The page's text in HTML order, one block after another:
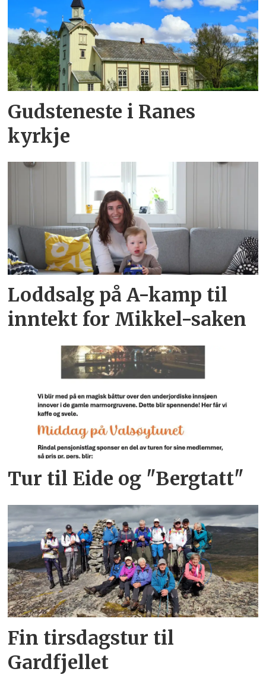
Gudsteneste i Ranes
kyrkje
Loddsalg på A-kamp til
inntekt for Mikkel-saken
Tur til Eide og "Bergtatt"
Fin tirsdagstur til
Gardfjellet